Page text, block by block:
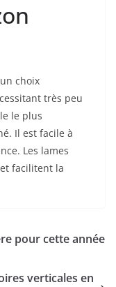
choix
très peu
le plus
Il est facile à
Les lames
facilitent la
pour cette année
verticales en